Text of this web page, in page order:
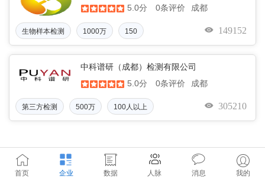
5.0分
0条评价 成都
生物样本检测 1000万 150 149152
中科谱研（成都）检测有限公司
5.0分
0条评价 成都
第三方检测 500万 100人以上 305210
首页 企业 数据 人脉 消息 我的